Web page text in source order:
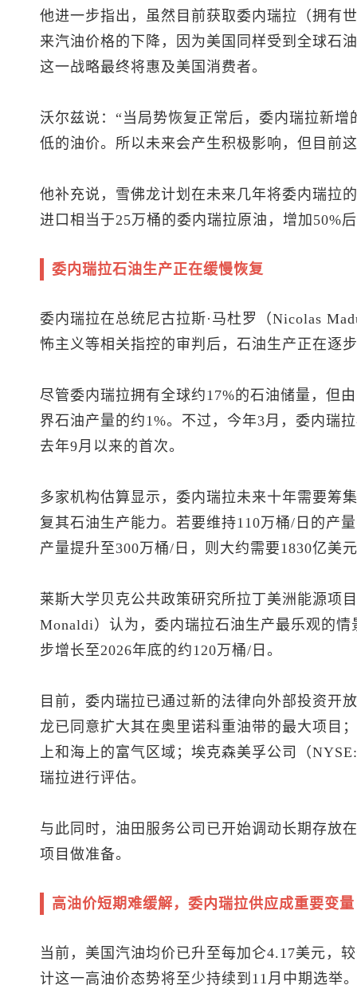
他进一步指出，虽然目前获取委内瑞拉（拥有
来汽油价格的下降，因为美国同样受到全球石
这一战略最终将惠及美国消费者。
沃尔兹说：“当局势恢复正常后，委内瑞拉新
低的油价。所以未来会产生积极影响，但目前
他补充说，雪佛龙计划在未来几年将委内瑞拉
进口相当于25万桶的委内瑞拉原油，增加50%
委内瑞拉石油生产正在缓慢恢复
委内瑞拉在总统尼古拉斯·马杜罗（Nicolas
怖主义等相关指控的审判后，石油生产正在逐
尽管委内瑞拉拥有全球约17%的石油储量，但
界石油产量的约1%。不过，今年3月，委内瑞
去年9月以来的首次。
多家机构估算显示，委内瑞拉未来十年需要筹
复其石油生产能力。若要维持110万桶/日的产
产量提升至300万桶/日，则大约需要1830亿美
莱斯大学贝克公共政策研究所拉丁美洲能源项
Monaldi）认为，委内瑞拉石油生产最乐观的
步增长至2026年底的约120万桶/日。
目前，委内瑞拉已通过新的法律向外部投资开
龙已同意扩大其在奥里诺科重油带的最大项目
上和海上的富气区域；埃克森美孚公司（
瑞拉进行评估。
与此同时，油田服务公司已开始调动长期存放
项目做准备。
高油价短期难缓解，委内瑞拉供应成重要变量
当前，美国汽油均价已升至每加仑4.17美元，
计这一高油价态势将至少持续到11月中期选举